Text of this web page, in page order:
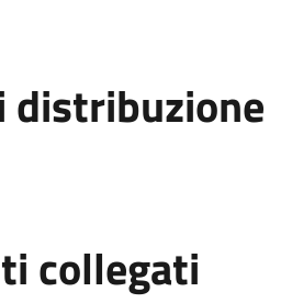
distribuzione
collegati